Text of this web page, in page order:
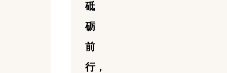
砥
砺
前
行，